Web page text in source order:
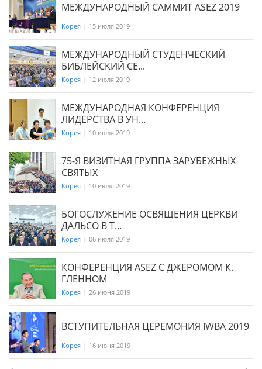
МЕЖДУНАРОДНЫЙ САММИТ ASEZ 2019
Корея 15 июля 2019
МЕЖДУНАРОДНЫЙ СТУДЕНЧЕСКИЙ
БИБЛЕЙСКИЙ СЕ...
Корея 12 июля 2019
МЕЖДУНАРОДНАЯ КОНФЕРЕНЦИЯ
ЛИДЕРСТВА В УН...
Корея 10 июля 2019
75-Я ВИЗИТНАЯ ГРУППА ЗАРУБЕЖНЫХ
СВЯТЫХ
Корея 10 июля 2019
БОГОСЛУЖЕНИЕ ОСВЯЩЕНИЯ ЦЕРКВИ
ДАЛЬСО В Т...
Корея 06 июля 2019
КОНФЕРЕНЦИЯ ASEZ С ДЖЕРОМОМ К.
ГЛЕННОМ
Корея 26 июня 2019
ВСТУПИТЕЛЬНАЯ ЦЕРЕМОНИЯ IWBA 2019
Корея 16 июня 2019